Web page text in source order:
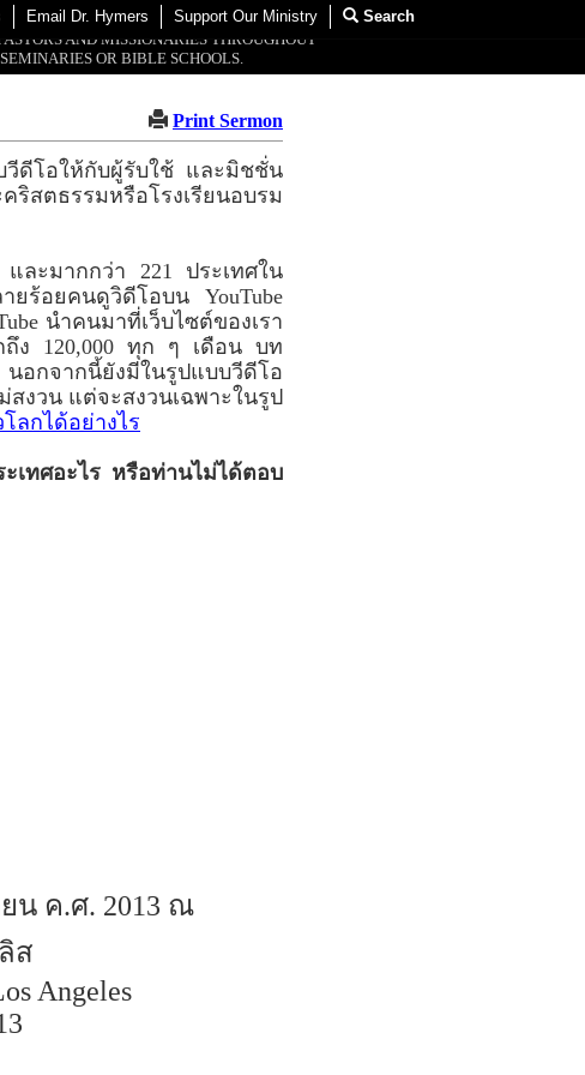
Email Dr. Hymers Support Our Ministry
Search
AND MISSIONARIES THROUGHOUT
OR BIBLE SCHOOLS.
Print Sermon
วีดีโอให้กับผู้รับใช้ และมิชชั่น
สตธรรมหรือโรงเรียนอบรม
ละมากกว่า 221 ประเทศใน
ร้อยคนดูวิดีโอบน YouTube
นำคนมาที่เว็บไซต์ของเรา
ถึง 120,000 ทุก ๆ เดือน บท
อกจากนี้ยังมีในรูปแบบวีดีโอ
งวน แต่จะสงวนเฉพาะในรูป
ลกได้อย่างไร
เทศอะไร หรือท่านไม่ได้ตอบ
น ค.ศ. 2013 ณ
ส
Angeles